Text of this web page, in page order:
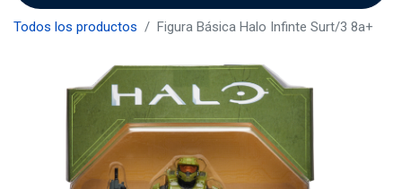
Todos los productos Figura Básica Halo Infinte Surt/3 8a+